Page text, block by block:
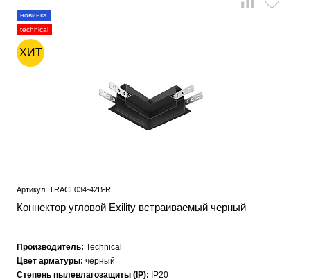
новинка
technical
ХИТ
Артикул: TRACL034-42B-R
Коннектор угловой Exility встраиваемый черный
Производитель:Technical
Цвет арматуры:черный
Степень пылевлагозащиты (IP):
IP20